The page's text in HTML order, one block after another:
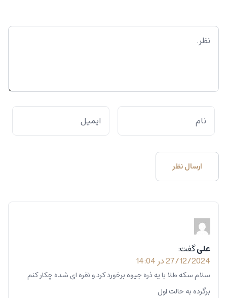
علیگفت:
27/12/2024 در 14:04
سلام سکه طلا با یه ذره جیوه برخورد کرد و نقره ای شده چکار کنم
برگرده به حالت اول